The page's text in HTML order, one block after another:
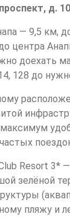
д.
— 9,5 км,
центра
доехать
128 до
Resort 3*
зелёной
пляжу и